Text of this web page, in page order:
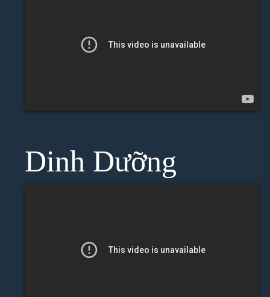
Dinh Dưỡng